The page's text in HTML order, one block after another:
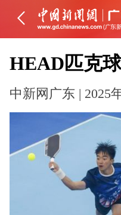
HEAD匹克
中新网广东 | 2025